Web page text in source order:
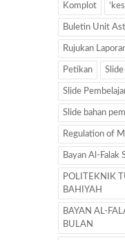
Komplot
Buletin Unit
Rujukan
Petikan
Slide
Slide bahan
Regulation of
Bayan Al-Falak
POLITEKNIK
BAHIYAH
BAYAN AL-
BULAN